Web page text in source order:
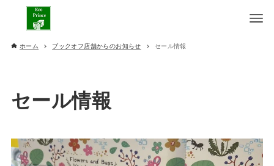
ホーム ブックオフ店舗からのお知らせ セール情報
セール情報